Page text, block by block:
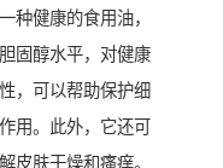
种健康的食用油，
固醇水平，对健康
，可以帮助保护细
用。此外，它还可
皮肤干燥和瘙痒。